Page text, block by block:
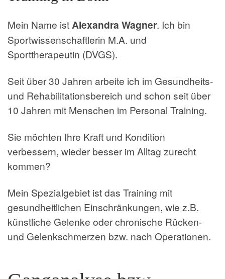
Mein Name istAlexandra Wagner. Ich bin
Sportwissenschaftlerin M.A. und
Sporttherapeutin (DVGS).
Seit über 30 Jahren arbeite ich im Gesundheits-
und Rehabilitationsbereich und schon seit über
10 Jahren mit Menschen im Personal Training.
Sie möchten Ihre Kraft und Kondition
verbessern, wieder besser im Alltag zurecht
kommen?
Mein Spezialgebiet ist das Training mit
gesundheitlichen Einschränkungen, wie z.B.
künstliche Gelenke oder chronische Rücken-
und Gelenkschmerzen bzw. nach Operationen.